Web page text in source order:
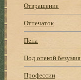
Отвращение
Отпечаток
Пена
Под опекой безумия
Профессии